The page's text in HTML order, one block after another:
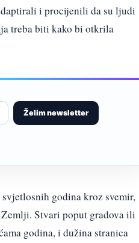
i procijenili da su ljudi
treba biti kako bi otkrila
Želim newsletter
godina kroz svemir,
Stvari poput gradova ili
godina, i dužina stranica